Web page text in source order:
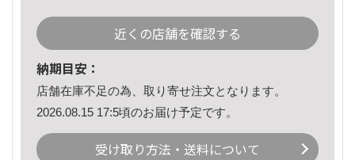
近くの店舗を確認する
納期目安：
店舗在庫不足の為、取り寄せ注文となります。
2026.08.15 17:5頃のお届け予定です。
受け取り方法・送料について